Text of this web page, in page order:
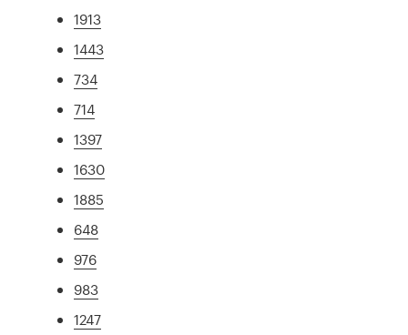
1913
1443
734
714
1397
1630
1885
648
976
983
1247